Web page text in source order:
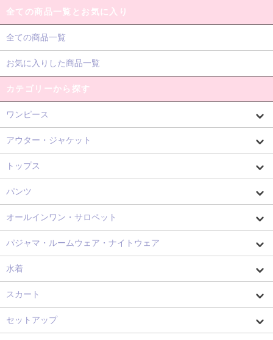
全ての商品一覧とお気に入り
全ての商品一覧
お気に入りした商品一覧
カテゴリーから探す
ワンピース
アウター・ジャケット
トップス
パンツ
オールインワン・サロペット
パジャマ・ルームウェア・ナイトウェア
水着
スカート
セットアップ